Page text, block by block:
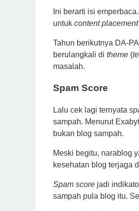
Ini berarti isi
untuk content placement
Tahun berikutnya DA-
berulangkali di theme (
masalah.
Spam Score
Lalu cek lagi ternyata
sampah. Menurut
bukan blog sampah.
Meski begitu, narablog
kesehatan blog terjaga
Spam score jadi
sampah pula blog itu.